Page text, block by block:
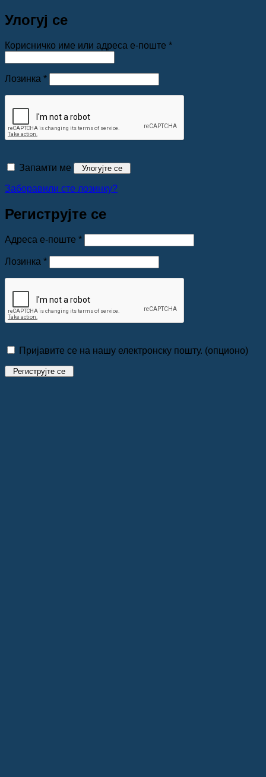
Улогуј се
Корисничко име или адреса е-поште *Обавезно
Лозинка *Обавезно
Запамти ме Улогујте се
Заборавили сте лозинку?
Региструјте се
Адреса е-поште *Обавезно
Лозинка *Обавезно
Пријавите се на нашу електронску пошту. (опционо)
Региструјте се